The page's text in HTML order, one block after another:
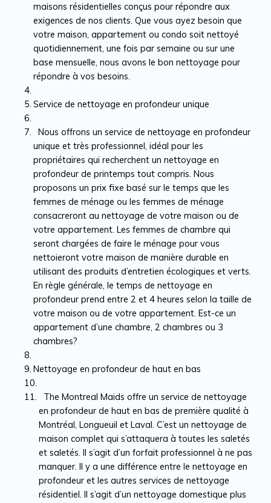
maisons résidentielles conçus pour répondre aux
exigences de nos clients. Que vous ayez besoin que
votre maison, appartement ou condo soit nettoyé
quotidiennement, une fois par semaine ou sur une
base mensuelle, nous avons le bon nettoyage pour
répondre à vos besoins.
Service de nettoyage en profondeur unique
Nous offrons un service de nettoyage en profondeur
unique et très professionnel, idéal pour les
propriétaires qui recherchent un nettoyage en
profondeur de printemps tout compris. Nous
proposons un prix fixe basé sur le temps que les
femmes de ménage ou les femmes de ménage
consacreront au nettoyage de votre maison ou de
votre appartement. Les femmes de chambre qui
seront chargées de faire le ménage pour vous
nettoieront votre maison de manière durable en
utilisant des produits d’entretien écologiques et verts.
En règle générale, le temps de nettoyage en
profondeur prend entre 2 et 4 heures selon la taille de
votre maison ou de votre appartement. Est-ce un
appartement d’une chambre, 2 chambres ou 3
chambres?
Nettoyage en profondeur de haut en bas
The Montreal Maids offre un service de nettoyage
en profondeur de haut en bas de première qualité à
Montréal, Longueuil et Laval. C’est un nettoyage de
maison complet qui s’attaquera à toutes les saletés
et saletés. Il s’agit d’un forfait professionnel à ne pas
manquer. Il y a une différence entre le nettoyage en
profondeur et les autres services de nettoyage
résidentiel. Il s’agit d’un nettoyage domestique plus